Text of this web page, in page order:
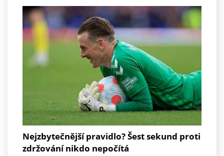
Nejzbytečnější pravidlo? Šest sekund proti
zdržování nikdo nepočítá